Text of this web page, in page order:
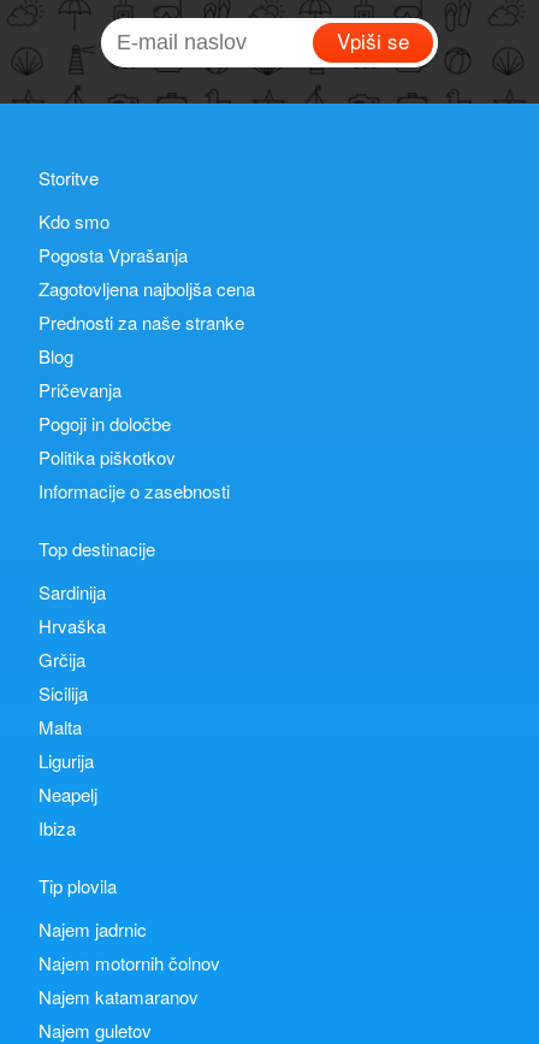
Vpiši se
Storitve
Kdo smo
Pogosta Vprašanja
Zagotovljena najboljša cena
Prednosti za naše stranke
Blog
Pričevanja
Pogoji in določbe
Politika piškotkov
Informacije o zasebnosti
Top destinacije
Sardinija
Hrvaška
Grčija
Sicilija
Malta
Ligurija
Neapelj
Ibiza
Tip plovila
Najem jadrnic
Najem motornih čolnov
Najem katamaranov
Najem guletov